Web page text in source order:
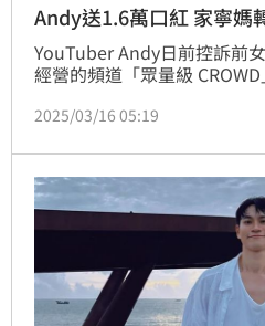
Andy送1.6萬口紅 家寧媽
YouTuber Andy日前控訴前
經營的頻道「眾量級
情人節送價值1.6萬的口紅，
想。對此，廟方也做出回應。
2025/03/16 05:19